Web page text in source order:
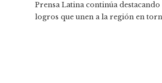
Prensa Latina continúa
logros que unen a la región en